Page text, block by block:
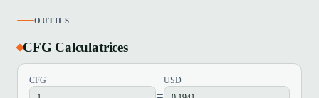
OUTILS
CFG Calculatrices
CFG USD